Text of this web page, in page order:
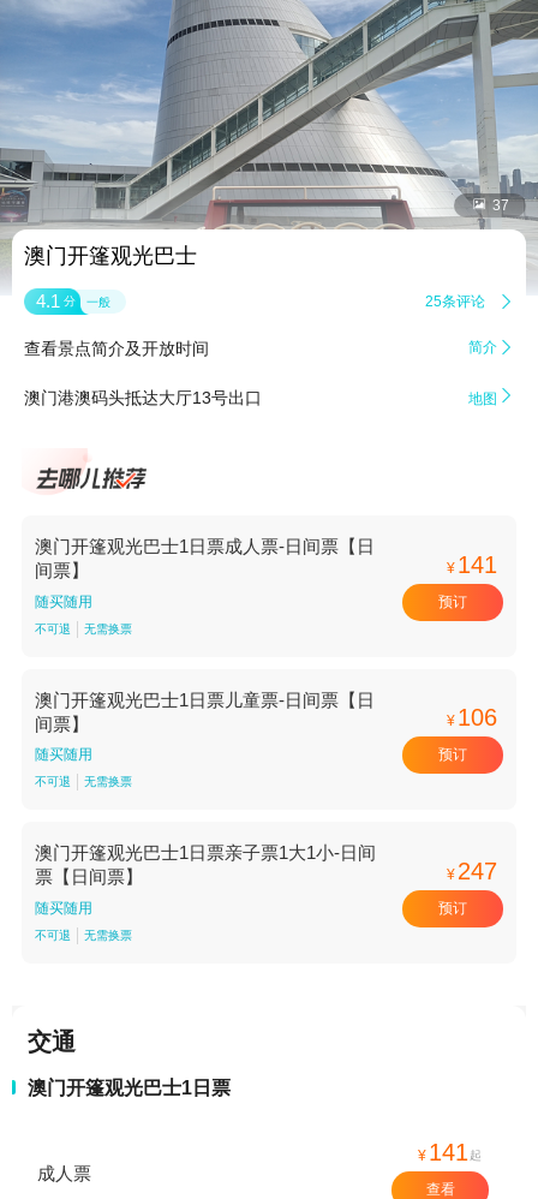
 37
澳门开篷观光巴士
4.1 分 一般 25条评论 
查看景点简介及开放时间 简介 
澳门港澳码头抵达大厅13号出口 地图 
澳门开篷观光巴士1日票成人票-日间票【日
间票】
随买随用
不可退 无需换票
¥ 141
预订
澳门开篷观光巴士1日票儿童票-日间票【日
间票】
随买随用
不可退 无需换票
¥ 106
预订
澳门开篷观光巴士1日票亲子票1大1小-日间
票【日间票】
随买随用
不可退 无需换票
¥ 247
预订
交通
澳门开篷观光巴士1日票
成人票
¥ 141 起
查看